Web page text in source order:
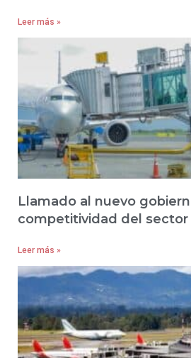
Leer más »
Llamado al nuevo
competitividad del sector
Leer más »